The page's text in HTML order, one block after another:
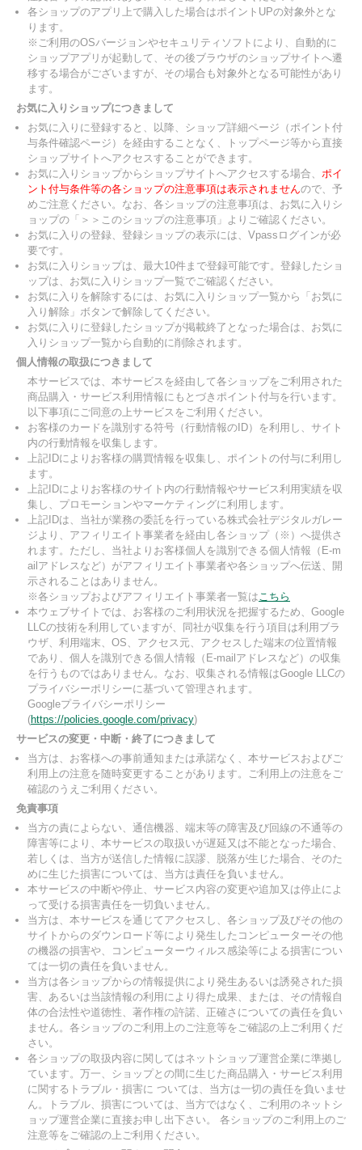
各ショップのアプリ上で購入した場合はポイントUPの対象外とな
ります。
※ご利用のOSバージョンやセキュリティソフトにより、自動的に
ショップアプリが起動して、その後ブラウザのショップサイトへ遷
移する場合がございますが、その場合も対象外となる可能性があり
ます。
お気に入りショップにつきまして
お気に入りに登録すると、以降、ショップ詳細ページ（ポイント付
与条件確認ページ）を経由することなく、トップページ等から直接
ショップサイトへアクセスすることができます。
お気に入りショップからショップサイトへアクセスする場合、 ポイ
ント付与条件等の各ショップの注意事項は表示されませんので、予
めご注意ください。なお、各ショップの注意事項は、お気に入りシ
ョップの「＞＞このショップの注意事項」よりご確認ください。
お気に入りの登録、登録ショップの表示には、Vpassログインが必
要です。
お気に入りショップは、最大10件まで登録可能です。登録したショ
ップは、お気に入りショップ一覧でご確認ください。
お気に入りを解除するには、お気に入りショップ一覧から「お気に
入り解除」ボタンで解除してください。
お気に入りに登録したショップが掲載終了となった場合は、お気に
入りショップ一覧から自動的に削除されます。
個人情報の取扱につきまして
本サービスでは、本サービスを経由して各ショップをご利用された
商品購入・サービス利用情報にもとづきポイント付与を行います。
以下事項にご同意の上サービスをご利用ください。
お客様のカードを識別する符号（行動情報のID）を利用し、サイト
内の行動情報を収集します。
上記IDによりお客様の購買情報を収集し、ポイントの付与に利用し
ます。
上記IDによりお客様のサイト内の行動情報やサービス利用実績を収
集し、プロモーションやマーケティングに利用します。
上記IDは、当社が業務の委託を行っている株式会社デジタルガレー
ジより、アフィリエイト事業者を経由し各ショップ（※）へ提供さ
れます。ただし、当社よりお客様個人を識別できる個人情報（E-m
ailアドレスなど）がアフィリエイト事業者や各ショップへ伝送、開
示されることはありません。
※各ショップおよびアフィリエイト事業者一覧はこちら
本ウェブサイトでは、お客様のご利用状況を把握するため、Google
LLCの技術を利用していますが、同社が収集を行う項目は利用ブラ
ウザ、利用端末、OS、アクセス元、アクセスした端末の位置情報
であり、個人を識別できる個人情報（E-mailアドレスなど）の収集
を行うものではありません。なお、収集される情報はGoogle LLCの
プライバシーポリシーに基づいて管理されます。
Googleプライバシーポリシー
(https://policies.google.com/privacy)
サービスの変更・中断・終了につきまして
当方は、お客様への事前通知または承諾なく、本サービスおよびご
利用上の注意を随時変更することがあります。ご利用上の注意をご
確認のうえご利用ください。
免責事項
当方の責によらない、通信機器、端末等の障害及び回線の不通等の
障害等により、本サービスの取扱いが遅延又は不能となった場合、
若しくは、当方が送信した情報に誤謬、脱落が生じた場合、そのた
めに生じた損害については、当方は責任を負いません。
本サービスの中断や停止、サービス内容の変更や追加又は停止によ
って受ける損害責任を一切負いません。
当方は、本サービスを通じてアクセスし、各ショップ及びその他の
サイトからのダウンロード等により発生したコンピューターその他
の機器の損害や、コンピューターウィルス感染等による損害につい
ては一切の責任を負いません。
当方は各ショップからの情報提供により発生あるいは誘発された損
害、あるいは当該情報の利用により得た成果、または、その情報自
体の合法性や道徳性、著作権の許諾、正確さについての責任を負い
ません。各ショップのご利用上のご注意等をご確認の上ご利用くだ
さい。
各ショップの取扱内容に関してはネットショップ運営企業に準拠し
ています。万一、ショップとの間に生じた商品購入・サービス利用
に関するトラブル・損害に ついては、当方は一切の責任を負いませ
ん。トラブル、損害については、当方ではなく、ご利用のネットシ
ョップ運営企業に直接お申し出下さい。 各ショップのご利用上のご
注意等をご確認の上ご利用ください。